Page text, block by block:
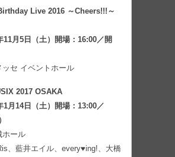
Live 2016 ～Cheers!!!～
11月5日（土）開場：16:00／開
ッセ イベントホール
2017 OSAKA
1月14日（土）開場：13:00／
ホール
、藍井エイル、every♥ing!、大橋